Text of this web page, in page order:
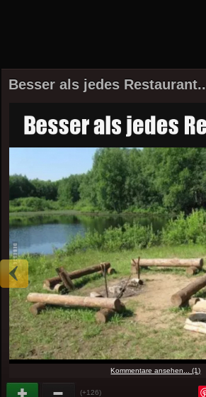
Besser als jedes Restaurant..
Kommentare ansehen... (1)
(+126)